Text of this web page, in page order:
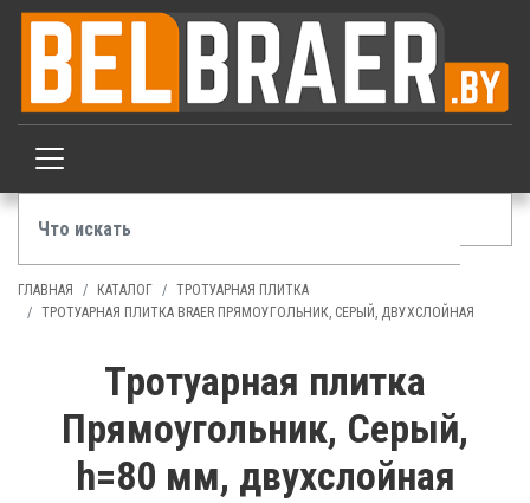
ГЛАВНАЯ КАТАЛОГ
ТРОТУАРНАЯ ПЛИТКА
ТРОТУАРНАЯ ПЛИТКА BRAER ПРЯМОУГОЛЬНИК, СЕРЫЙ, ДВУХСЛОЙНАЯ
Тротуарная плитка
Прямоугольник, Серый,
h=80 мм, двухслойная